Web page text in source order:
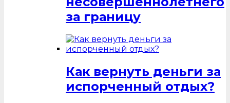
за границу
Как вернуть деньги за
испорченный отдых?